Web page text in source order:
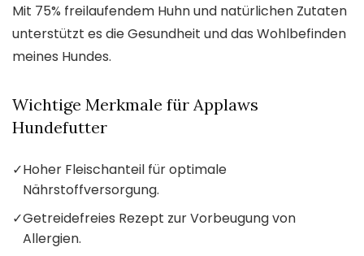
Mit 75% freilaufendem Huhn und natürlichen Zutaten
unterstützt es die Gesundheit und das Wohlbefinden
meines Hundes.
Wichtige Merkmale für Applaws
Hundefutter
✓Hoher Fleischanteil für optimale
Nährstoffversorgung.
✓Getreidefreies Rezept zur Vorbeugung von
Allergien.